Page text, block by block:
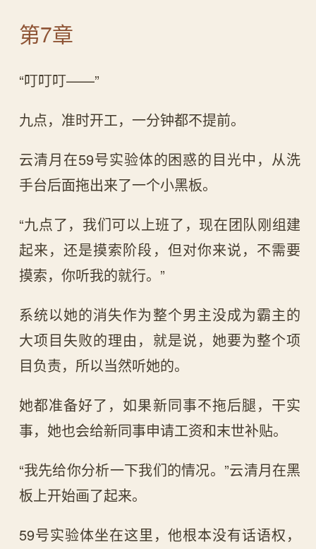
第7章
“叮叮叮——”
九点，准时开工，一分钟都不提前。
云清月在59号实验体的困惑的目光中，从洗
手台后面拖出来了一个小黑板。
“九点了，我们可以上班了，现在团队刚组建
起来，还是摸索阶段，但对你来说，不需要
摸索，你听我的就行。”
系统以她的消失作为整个男主没成为霸主的
大项目失败的理由，就是说，她要为整个项
目负责，所以当然听她的。
她都准备好了，如果新同事不拖后腿，干实
事，她也会给新同事申请工资和末世补贴。
“我先给你分析一下我们的情况。”云清月在黑
板上开始画了起来。
59号实验体坐在这里，他根本没有话语权，